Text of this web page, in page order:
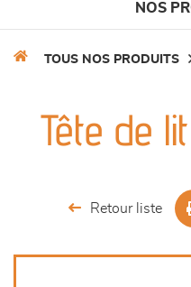
NOS
séjours
meubles de
TOUS NOS PRODUITS
Tête de
Retour liste